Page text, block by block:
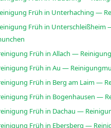
Früh in Unterhaching —
Früh in Unterschleißheim
Früh in Allach —
Früh in Au —
Früh in Berg am Laim —
Früh in Bogenhausen —
Früh in Dachau —
Früh in Ebersberg —